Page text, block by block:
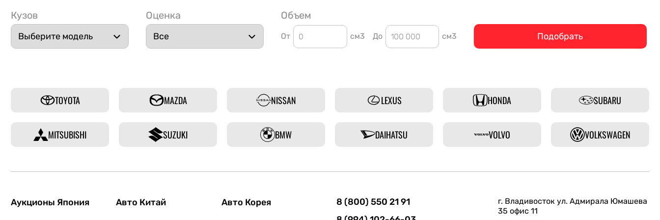
Кузов Оценка Объем
От см3 До см3 Подобрать
TOYOTA MAZDA NISSAN LEXUS HONDA SUBARU
MITSUBISHI SUZUKI BMW DAIHATSU VOLVO VOLKSWAGEN
Аукционы Япония Авто Китай Авто Корея
8 (800) 550 21 91
г. Владивосток ул. Адмирала Юмашева
35 офис 11